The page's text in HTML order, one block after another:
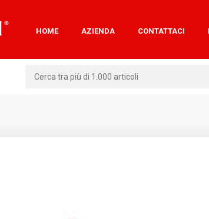
HOME AZIENDA CONTATTACI